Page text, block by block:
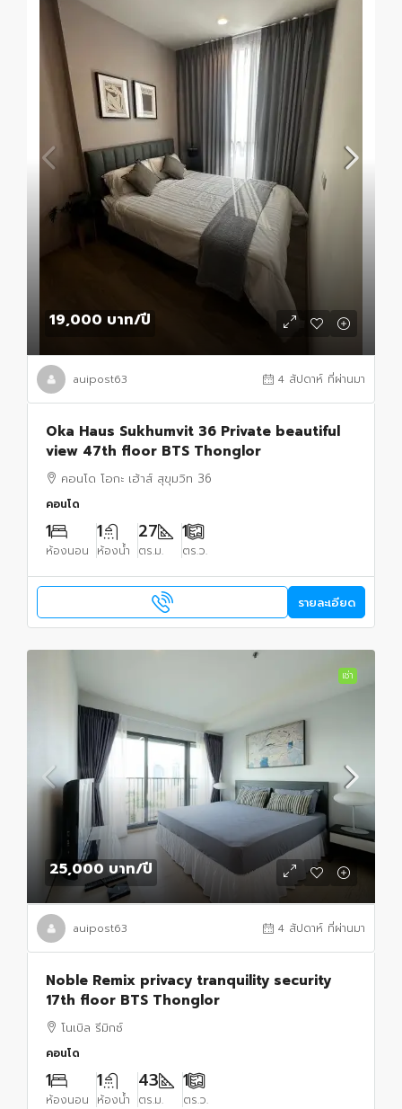
19,000 บาท/ปี
auipost63 4 สัปดาห์ ที่ผ่านมา
Oka Haus Sukhumvit 36 Private beautiful
view 47th floor BTS Thonglor
คอนโด โอกะ เฮ้าส์ สุขุมวิท 36
คอนโด
1
ห้องนอน
1
ห้องน้ำ
27
ตร.ม.
1
ตร.ว.
รายละเอียด
เช่า
25,000 บาท/ปี
auipost63 4 สัปดาห์ ที่ผ่านมา
Noble Remix privacy tranquility security
17th floor BTS Thonglor
โนเบิล รีมิกซ์
คอนโด
1
ห้องนอน
1
ห้องน้ำ
43
ตร.ม.
1
ตร.ว.